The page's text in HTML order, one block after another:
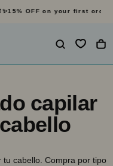
OFF on your first order
capilar
cabello. Compra por tipo